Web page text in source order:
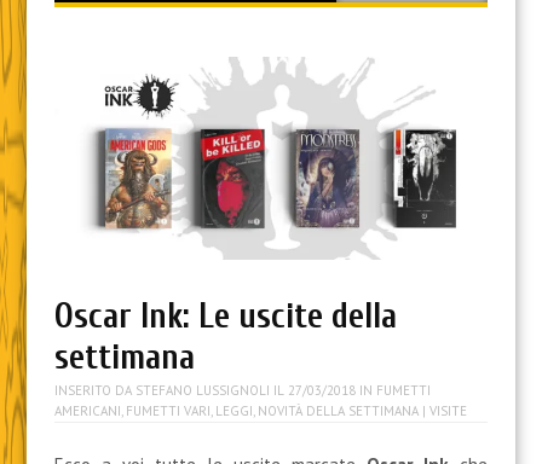
content
Oscar Ink: Le uscite della
settimana
INSERITO DA STEFANO LUSSIGNOLI IL 27/03/2018IN FUMETTI
AMERICANI, FUMETTI VARI, LEGGI, NOVITÀ DELLA SETTIMANA| VISITE